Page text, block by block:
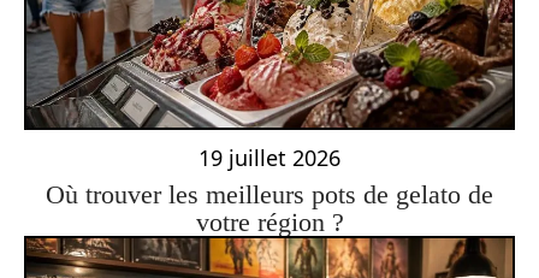
19 juillet 2026
Où trouver les meilleurs pots de gelato de
votre région ?